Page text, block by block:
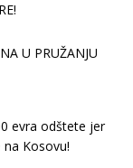
U PRUŽANJU
evra odštete jer
Kosovu!